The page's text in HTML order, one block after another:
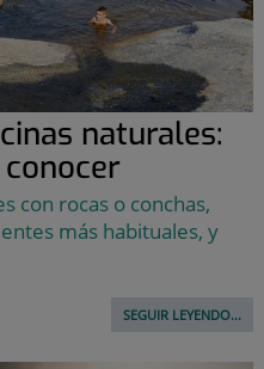
naturales:
con rocas o conchas,
más habituales, y
SEGUIR LEYENDO...